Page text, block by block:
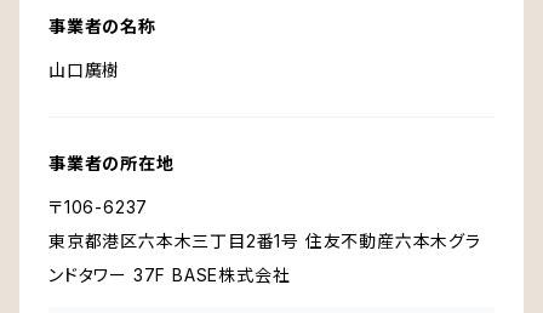
事業者の名称
山口廣樹
事業者の所在地
〒106-6237
東京都港区六本木三丁目2番1号 住友不動産六本木グラ
ンドタワー 37F BASE株式会社